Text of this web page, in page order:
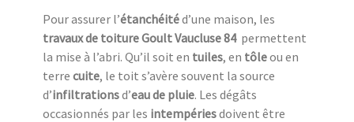
Pour assurer l’étanchéitéd’une maison, les
travaux de toitureGoult Vaucluse 84 permettent
la mise à l’abri. Qu’il soit en tuiles, en tôleou en
terre cuite, le toit s’avère souvent la source
d’infiltrationsd’eau de pluie. Les dégâts
occasionnés par les intempériesdoivent être